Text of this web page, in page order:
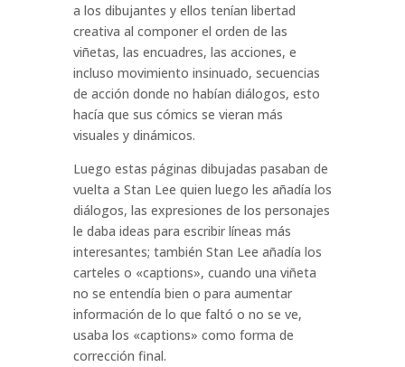
a los dibujantes y ellos tenían libertad
creativa al componer el orden de las
viñetas, las encuadres, las acciones, e
incluso movimiento insinuado, secuencias
de acción donde no habían diálogos, esto
hacía que sus cómics se vieran más
visuales y dinámicos.
Luego estas páginas dibujadas pasaban de
vuelta a Stan Lee quien luego les añadía los
diálogos, las expresiones de los personajes
le daba ideas para escribir líneas más
interesantes; también Stan Lee añadía los
carteles o «captions», cuando una viñeta
no se entendía bien o para aumentar
información de lo que faltó o no se ve,
usaba los «captions» como forma de
corrección final.